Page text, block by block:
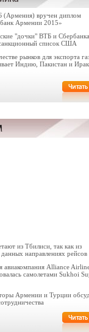
(Армения) вручен диплом
Армении 2015»
"дочки" ВТБ и Сбербанка
список США
рынков для экспорта
Индию, Пакистан и Ирак
из Тбилиси, так как из
направлениях рейсов
авиакомпания Alliance
самолетами Sukhoi
Армении и Турции